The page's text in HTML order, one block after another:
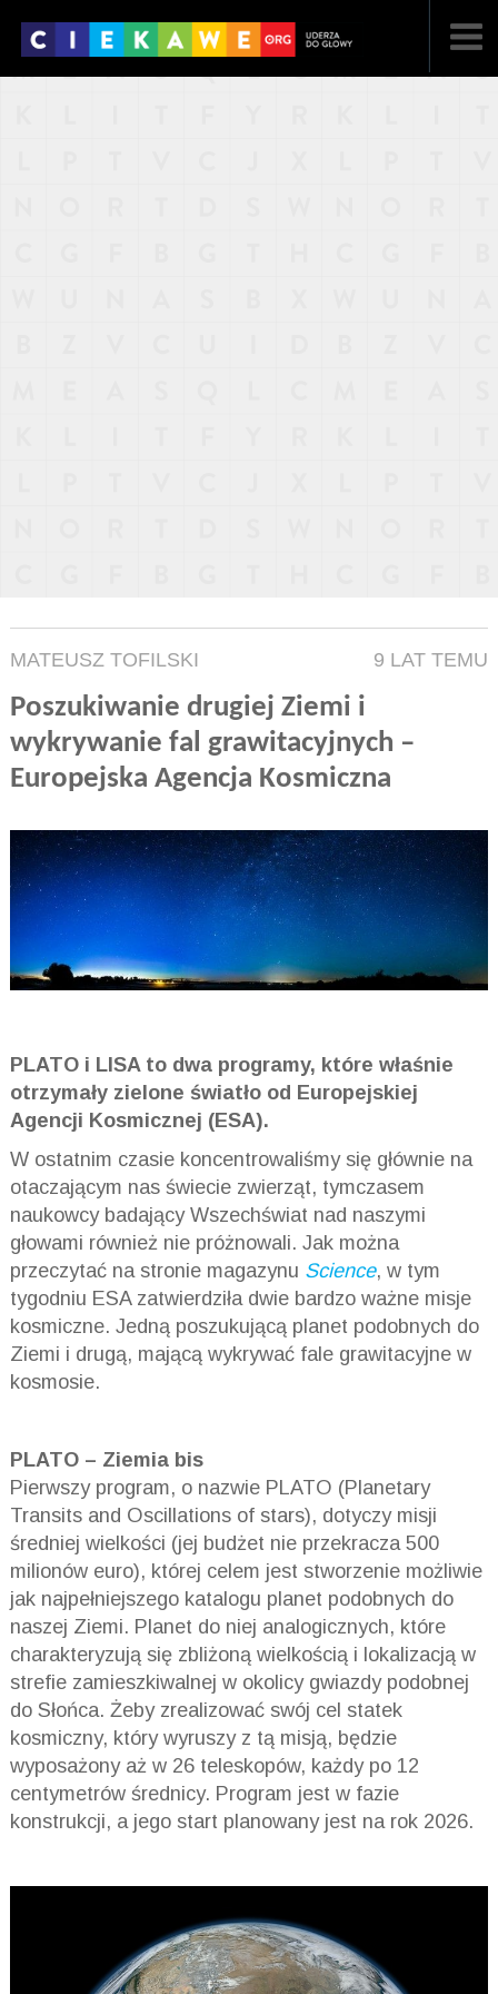
MATEUSZ TOFILSKI 9 LAT TEMU
Poszukiwanie drugiej Ziemi i
wykrywanie fal grawitacyjnych –
Europejska Agencja Kosmiczna
PLATO i LISA to dwa programy, które właśnie
otrzymały zielone światło od Europejskiej
Agencji Kosmicznej (ESA).
W ostatnim czasie koncentrowaliśmy się głównie na
otaczającym nas świecie zwierząt, tymczasem
naukowcy badający Wszechświat nad naszymi
głowami również nie próżnowali. Jak można
przeczytać na stronie magazynu Science, w tym
tygodniu ESA zatwierdziła dwie bardzo ważne misje
kosmiczne. Jedną poszukującą planet podobnych do
Ziemi i drugą, mającą wykrywać fale grawitacyjne w
kosmosie.
PLATO – Ziemia bis
Pierwszy program, o nazwie PLATO (Planetary
Transits and Oscillations of stars), dotyczy misji
średniej wielkości (jej budżet nie przekracza 500
milionów euro), której celem jest stworzenie możliwie
jak najpełniejszego katalogu planet podobnych do
naszej Ziemi. Planet do niej analogicznych, które
charakteryzują się zbliżoną wielkością i lokalizacją w
strefie zamieszkiwalnej w okolicy gwiazdy podobnej
do Słońca. Żeby zrealizować swój cel statek
kosmiczny, który wyruszy z tą misją, będzie
wyposażony aż w 26 teleskopów, każdy po 12
centymetrów średnicy. Program jest w fazie
konstrukcji, a jego start planowany jest na rok 2026.